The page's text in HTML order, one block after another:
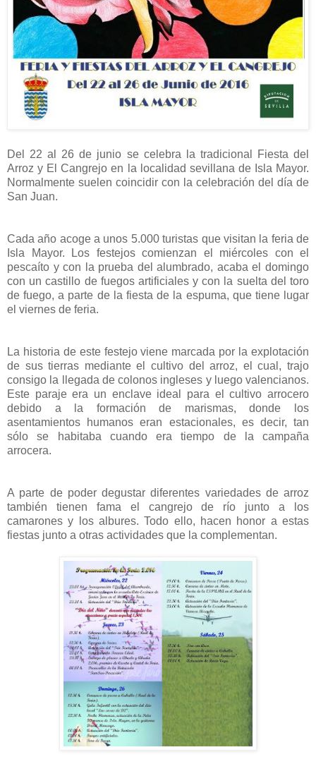
Del 22 al 26 de junio se celebra la tradicional Fiesta del
Arroz y El Cangrejo en la localidad sevillana de Isla Mayor.
Normalmente suelen coincidir con la celebración del día de
San Juan.
Cada año acoge a unos 5.000 turistas que visitan la feria de
Isla Mayor. Los festejos comienzan el miércoles con el
pescaíto y con la prueba del alumbrado, acaba el domingo
con un castillo de fuegos artificiales y con la suelta del toro
de fuego, a parte de la fiesta de la espuma, que tiene lugar
el viernes de feria.
La historia de este festejo viene marcada por la explotación
de sus tierras mediante el cultivo del arroz, el cual, trajo
consigo la llegada de colonos ingleses y luego valencianos.
Este paraje era un enclave ideal para el cultivo arrocero
debido a la formación de marismas, donde los
asentamientos humanos eran estacionales, es decir, tan
sólo se habitaba cuando era tiempo de la campaña
arrocera.
A parte de poder degustar diferentes variedades de arroz
también tienen fama el cangrejo de río junto a los
camarones y los albures. Todo ello, hacen honor a estas
fiestas junto a otras actividades que la complementan.